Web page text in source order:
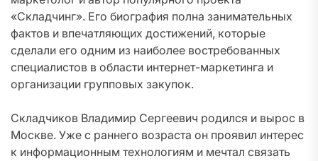
«Складчинг». Его биография полна занимательных
фактов и впечатляющих достижений, которые
сделали его одним из наиболее востребованных
специалистов в области интернет-маркетинга и
организации групповых закупок.
Складчиков Владимир Сергеевич родился и вырос в
Москве. Уже с раннего возраста он проявил интерес
к информационным технологиям и мечтал связать